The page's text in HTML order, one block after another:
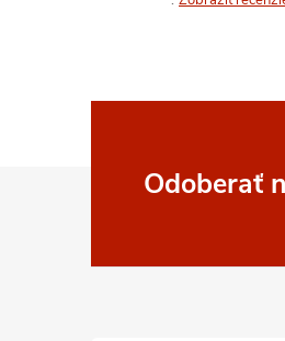
Odoberať